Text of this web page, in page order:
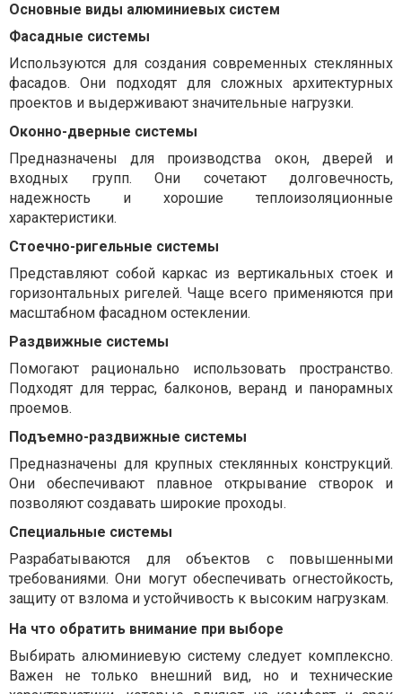
Основные виды алюминиевых систем
Фасадные системы
Используются для создания современных стеклянных
фасадов. Они подходят для сложных архитектурных
проектов и выдерживают значительные нагрузки.
Оконно-дверные системы
Предназначены для производства окон, дверей и
входных групп. Они сочетают долговечность,
надежность и хорошие теплоизоляционные
характеристики.
Стоечно-ригельные системы
Представляют собой каркас из вертикальных стоек и
горизонтальных ригелей. Чаще всего применяются при
масштабном фасадном остеклении.
Раздвижные системы
Помогают рационально использовать пространство.
Подходят для террас, балконов, веранд и панорамных
проемов.
Подъемно-раздвижные системы
Предназначены для крупных стеклянных конструкций.
Они обеспечивают плавное открывание створок и
позволяют создавать широкие проходы.
Специальные системы
Разрабатываются для объектов с повышенными
требованиями. Они могут обеспечивать огнестойкость,
защиту от взлома и устойчивость к высоким нагрузкам.
На что обратить внимание при выборе
Выбирать алюминиевую систему следует комплексно.
Важен не только внешний вид, но и технические